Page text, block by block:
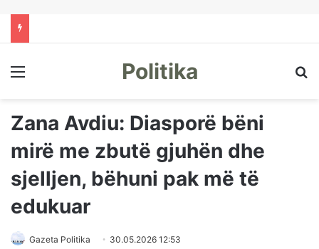
Menu Politika
Zana Avdiu: Diasporë bëni
mirë me zbutë gjuhën dhe
sjelljen, bëhuni pak më të
edukuar
Gazeta Politika 30.05.2026 12:53